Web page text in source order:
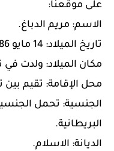
على موقعنا:
الاسم: مريم الدباغ.
تاريخ الميلاد: 14 مايو 1986م.
مكان الميلاد: ولدت
محل الإقامة: تقيم بين
الجنسية: تحمل
البريطانية.
الديانة: الاسلام.